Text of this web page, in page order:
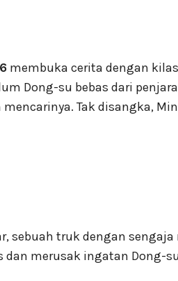
membuka cerita dengan
Dong-su bebas dari
Tak disangka,
sebuah truk dengan
dan merusak ingatan Dong-